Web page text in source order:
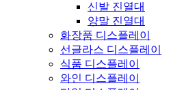
신발 진열대
양말 진열대
화장품 디스플레이
선글라스 디스플레이
식품 디스플레이
와인 디스플레이